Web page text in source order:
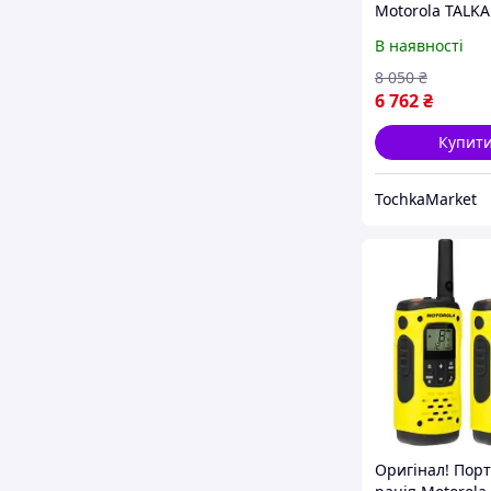
Motorola
Black
В наявності
6 762₴
8 050 ₴
Купити
TochkaMarket
Оригінал!